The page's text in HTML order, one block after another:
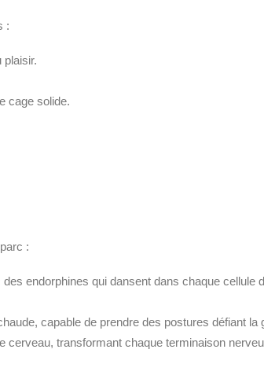
:
plaisir.
cage solide.
:
endorphines qui dansent dans chaque cellule
capable de prendre des postures défiant la
transformant chaque terminaison